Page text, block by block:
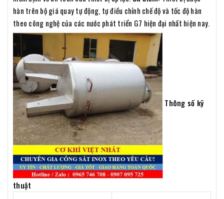
hàn trên bộ giá quay tự động, tự điều chỉnh chế độ và tốc độ hàn
theo công nghệ của các nước phát triển G7 hiện đại nhất hiện nay.
Thông số kỹ
thuật